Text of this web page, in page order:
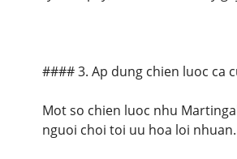
#### 3. Ap dung chien luoc ca
Mot so chien luoc nhu
nguoi choi toi uu hoa loi